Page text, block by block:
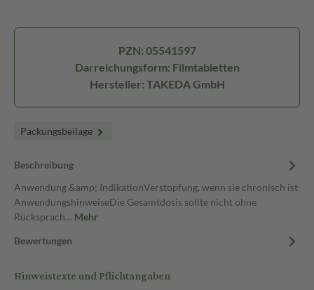
PZN: 05541597
Darreichungsform: Filmtabletten
Hersteller: TAKEDA GmbH
Packungsbeilage
Beschreibung
Anwendung &amp; IndikationVerstopfung, wenn sie chronisch ist
AnwendungshinweiseDie Gesamtdosis sollte nicht ohne
Rücksprach… Mehr
Bewertungen
Hinweistexte und Pflichtangaben